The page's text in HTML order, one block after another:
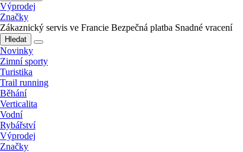
Výprodej
Značky
Zákaznický servis ve Francie Bezpečná platba Snadné vracení
Hledat
Novinky
Zimní sporty
Turistika
Trail running
Běhání
Verticalita
Vodní
Rybářství
Výprodej
Značky